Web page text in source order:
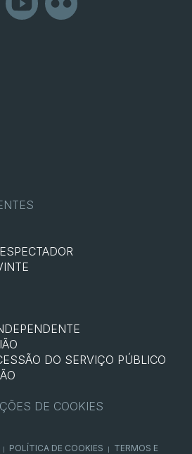
DO SERVIÇO PÚBLICO
DE COOKIES
POLÍTICA DE COOKIES TERMOS E